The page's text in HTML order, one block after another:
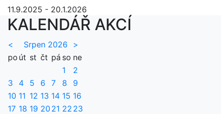
11.9.2025 - 20.1.2026
KALENDÁŘ AKCÍ
< Srpen 2026
>
po út st čt pá so ne
1
2
3
4 5 6 7 8
9
10 11 12 13 14 15 16
17 18 19 20 21 22 23